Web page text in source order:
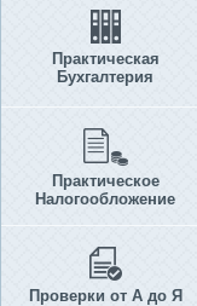
Практическая
Бухгалтерия
Практическое
Налогообложение
Проверки от А до Я